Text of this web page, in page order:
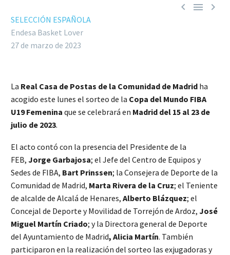
  
SELECCIÓN ESPAÑOLA
Endesa Basket Lover
27 de marzo de 2023
La Real Casa de Postas de la Comunidad de Madrid ha
acogido este lunes el sorteo de la Copa del Mundo FIBA
U19 Femenina que se celebrará en Madrid del 15 al 23 de
julio de 2023.
El acto contó con la presencia del Presidente de la
FEB, Jorge Garbajosa; el Jefe del Centro de Equipos y
Sedes de FIBA, Bart Prinssen; la Consejera de Deporte de la
Comunidad de Madrid, Marta Rivera de la Cruz; el Teniente
de alcalde de Alcalá de Henares, Alberto Blázquez; el
Concejal de Deporte y Movilidad de Torrejón de Ardoz, José
Miguel Martín Criado; y la Directora general de Deporte
del Ayuntamiento de Madrid, Alicia Martín. También
participaron en la realización del sorteo las exjugadoras y